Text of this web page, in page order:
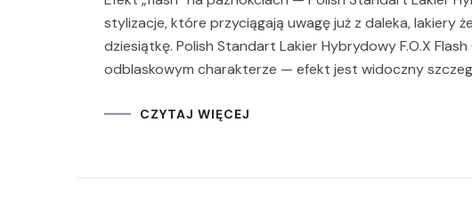
stylizacje, które przyciągają uwagę już z daleka, lakiery
dziesiątkę. Polish Standart Lakier Hybrydowy F.O.X
odblaskowym charakterze — efekt jest widoczny
CZYTAJ WIĘCEJ